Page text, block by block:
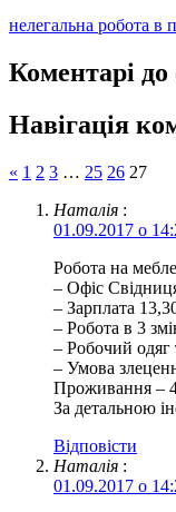
нелегальна робота в
Коментарі до
Навігація
« 1 2 3 … 25 26 27
Наталія :
01.09.2017 о
Робота на
– Офіс
– Зарплата
– Робота в 3
– Робочий одяг
– Умова
Проживання –
За детальною
Відповіcти
Наталія :
01.09.2017 о